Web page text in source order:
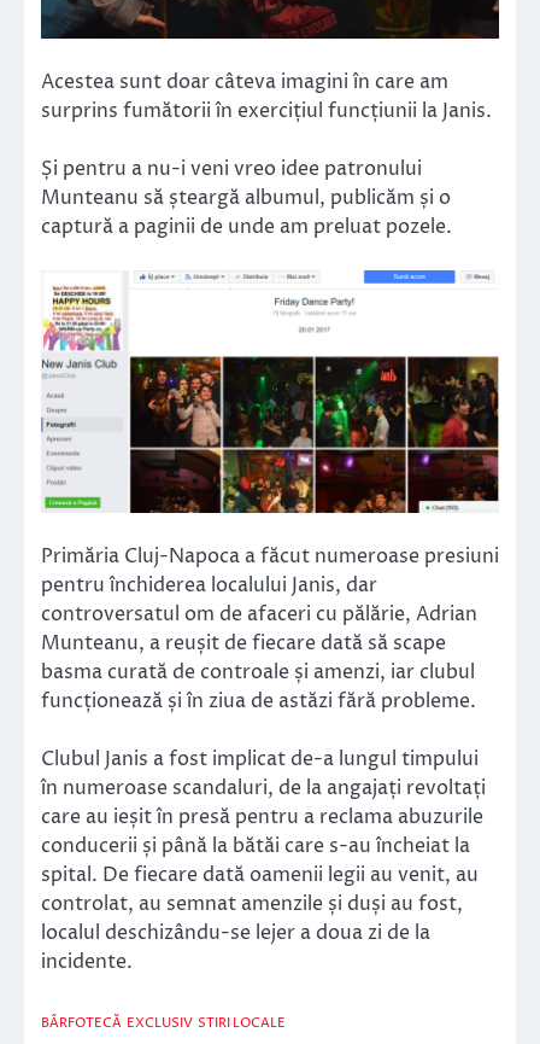
Acestea sunt doar câteva imagini în care am
surprins fumătorii în exercițiul funcțiunii la Janis.
Și pentru a nu-i veni vreo idee patronului
Munteanu să șteargă albumul, publicăm și o
captură a paginii de unde am preluat pozele.
Primăria Cluj-Napoca a făcut numeroase presiuni
pentru închiderea localului Janis, dar
controversatul om de afaceri cu pălărie, Adrian
Munteanu, a reușit de fiecare dată să scape
basma curată de controale și amenzi, iar clubul
funcționează și în ziua de astăzi fără probleme.
Clubul Janis a fost implicat de-a lungul timpului
în numeroase scandaluri, de la angajați revoltați
care au ieșit în presă pentru a reclama abuzurile
conducerii și până la bătăi care s-au încheiat la
spital. De fiecare dată oamenii legii au venit, au
controlat, au semnat amenzile și duși au fost,
localul deschizându-se lejer a doua zi de la
incidente.
BÂRFOTECĂ EXCLUSIV STIRI LOCALE